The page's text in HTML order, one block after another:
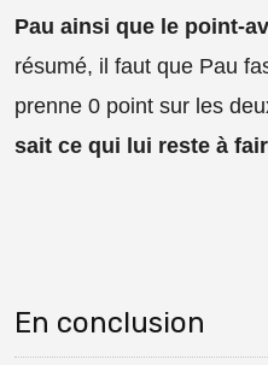
Pau ainsi que le point-
résumé, il faut que Pau
prenne 0 point sur les
sait ce qui lui reste à
En conclusion